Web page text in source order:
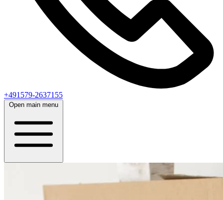
+491579-2637155
Open main menu